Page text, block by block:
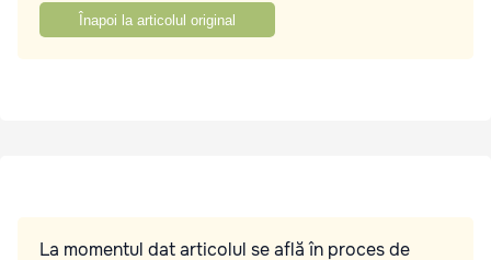
Înapoi la articolul original
La momentul dat articolul se află în proces de